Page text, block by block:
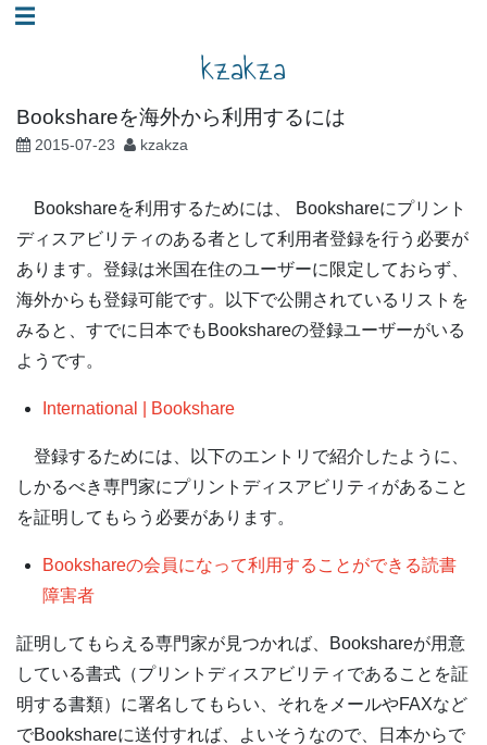
コ☰
kzakza
Bookshareを海外から利用するには
2015-07-23 kzakza
Bookshareを利用するためには、 Bookshareにプリント
ディスアビリティのある者として利用者登録を行う必要が
あります。登録は米国在住のユーザーに限定しておらず、
海外からも登録可能です。以下で公開されているリストを
みると、すでに日本でもBookshareの登録ユーザーがいる
ようです。
International | Bookshare
登録するためには、以下のエントリで紹介したように、
しかるべき専門家にプリントディスアビリティがあること
を証明してもらう必要があります。
Bookshareの会員になって利用することができる読書
障害者
証明してもらえる専門家が見つかれば、Bookshareが用意
している書式（プリントディスアビリティであることを証
明する書類）に署名してもらい、それをメールやFAXなど
でBookshareに送付すれば、よいそうなので、日本からで